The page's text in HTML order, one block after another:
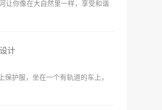
让你像在大自然里一样，享受和谐
计
护服，坐在一个有轨道的车上，